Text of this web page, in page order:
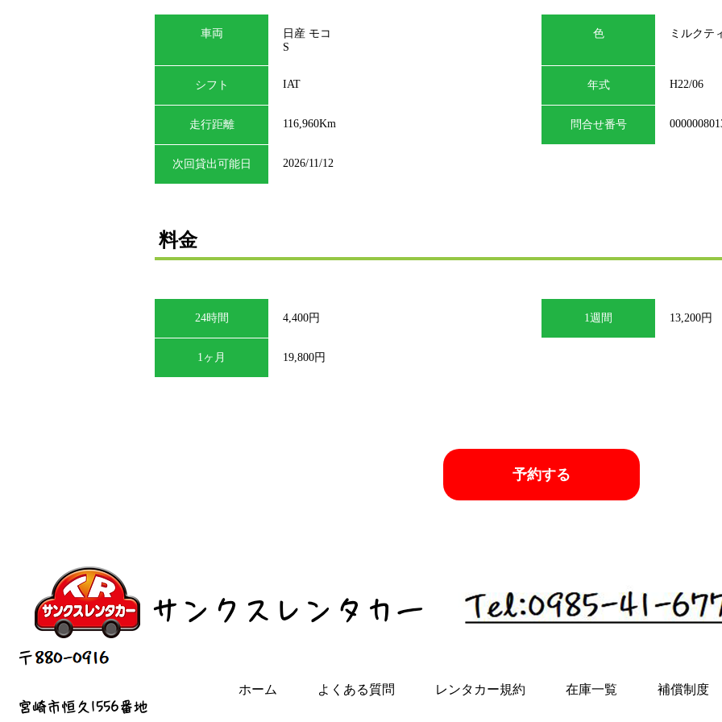
車両
日産 モコ
S
色 ミルクテ
シフト IAT 年式 H22/06
走行距離 116,960Km 問合せ番号
次回貸出可能日 2026/11/12
料金
24時間 4,400円 1週間 13,200円
1ヶ月 19,800円
予約する
ホーム よくある質問 レンタカー規約 在庫一覧 補償制度